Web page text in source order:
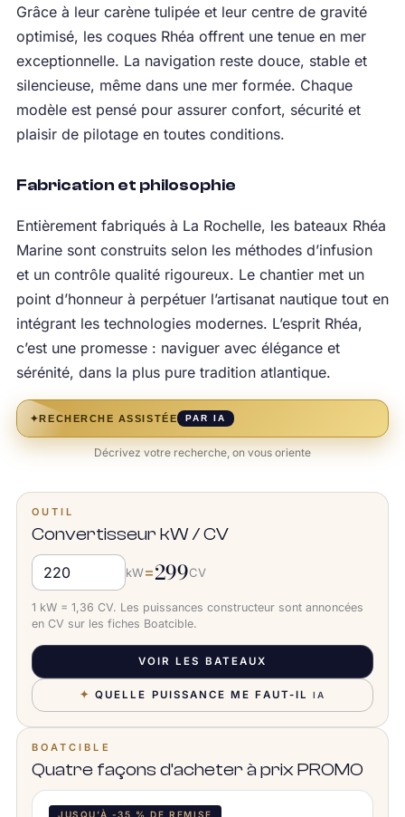
Grâce à leur carène tulipée et leur centre de gravité
optimisé, les coques Rhéa offrent une tenue en mer
exceptionnelle. La navigation reste douce, stable et
silencieuse, même dans une mer formée. Chaque
modèle est pensé pour assurer confort, sécurité et
plaisir de pilotage en toutes conditions.
Fabrication et philosophie
Entièrement fabriqués à La Rochelle, les bateaux Rhéa
Marine sont construits selon les méthodes d’infusion
et un contrôle qualité rigoureux. Le chantier met un
point d’honneur à perpétuer l’artisanat nautique tout en
intégrant les technologies modernes. L’esprit Rhéa,
c’est une promesse : naviguer avec élégance et
sérénité, dans la plus pure tradition atlantique.
✦RECHERCHE ASSISTÉE PAR IA
Décrivez votre recherche, on vous oriente
OUTIL
Convertisseur kW / CV
kW=299CV
1 kW = 1,36 CV. Les puissances constructeur sont annoncées
en CV sur les fiches Boatcible.
VOIR LES BATEAUX
✦ QUELLE PUISSANCE ME FAUT-ILIA
BOATCIBLE
Quatre façons d’acheter à prix PROMO
JUSQU’À -35 % DE REMISE